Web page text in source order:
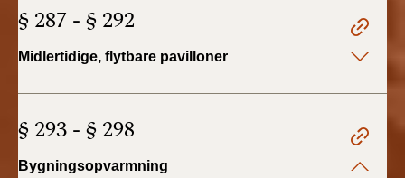
§ 287 - § 292
Midlertidige, flytbare pavilloner
§ 293 - § 298
Bygningsopvarmning